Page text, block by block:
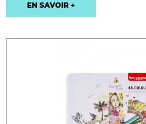
EN SAVOIR +